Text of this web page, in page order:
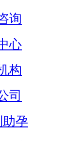
询
心
构
司
助孕